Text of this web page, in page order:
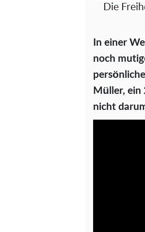
Die
In einer
noch
Müller, ein
nicht